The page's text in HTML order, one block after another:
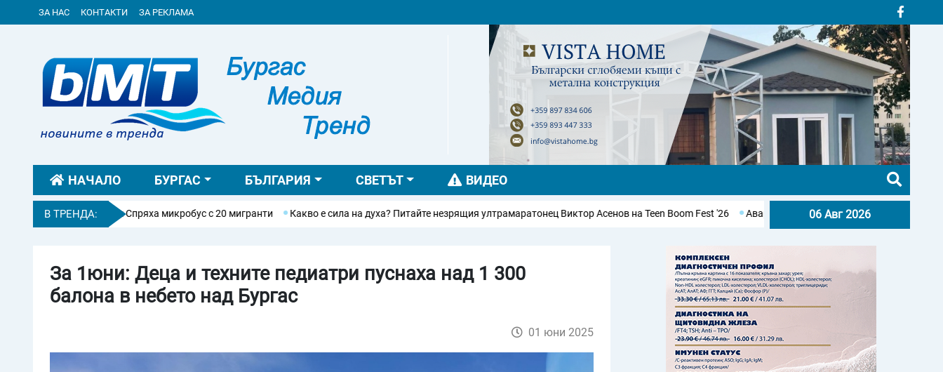
ЗА НАС КОНТАКТИ ЗА РЕКЛАМА
НАЧАЛО БУРГАС БЪЛГАРИЯ СВЕТЪТ ВИДЕО
В ТРЕНДА:
Спряха микробус с 20 мигранти Какво е сила на духа? Питайте незрящия ултрамаратонец Виктор Асенов на Teen Boom Fest '26 Авария остави без вода десетки населени места в Бургаско
06 Авг 2026
За 1юни: Деца и техните педиатри пуснаха над 1 300
балона в небето над Бургас
01 юни 2025